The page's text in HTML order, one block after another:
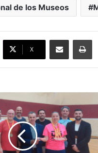
de los Museos
X
Compartir por Mail